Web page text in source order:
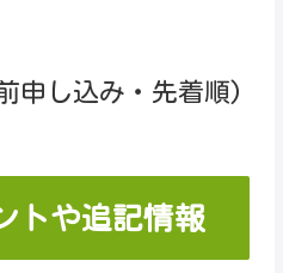
申し込み・先着順)
トや追記情報